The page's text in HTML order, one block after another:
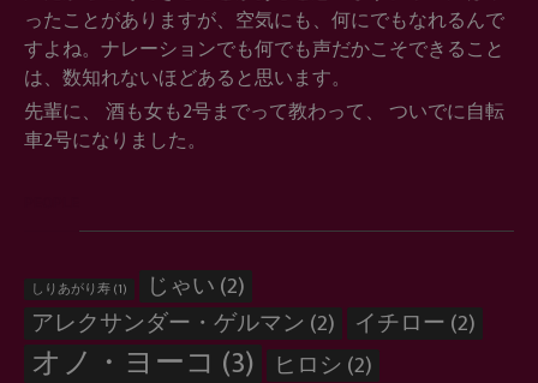
ったことがありますが、空気にも、何にでもなれるんで
すよね。ナレーションでも何でも声だかこそできること
は、数知れないほどあると思います。
先輩に、 酒も女も2号までって教わって、 ついでに自転
車2号になりました。
しりあがり寿(1) じゃい(2)
アレクサンダー・ゲルマン (2) イチロー(2)
オノ・ヨーコ (3) ヒロシ(2)